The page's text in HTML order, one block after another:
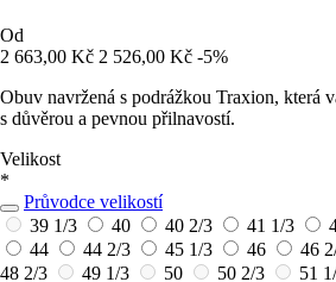
Od
2 663,00 Kč 2 526,00 Kč -5%
Obuv navržená s podrážkou Traxion, která
s důvěrou a pevnou přilnavostí.
Velikost
*
Průvodce velikostí
39 1/3
40 40 2/3 41 1/3
44
44 2/3 45 1/3 46 46
48 2/3
49 1/3 50 50 2/3
51